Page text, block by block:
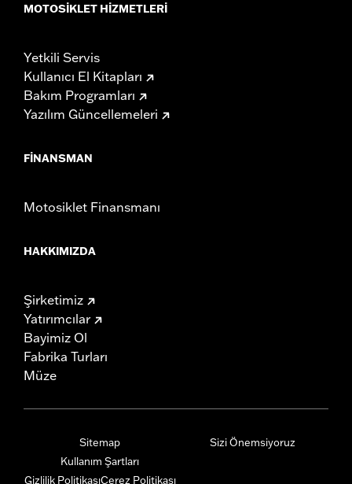
MOTOSIKLET HIZMETLERI
Yetkili Servis
Kullanıcı El Kitapları
Bakım Programları
Yazılım Güncellemeleri
FINANSMAN
Motosiklet Finansmanı
HAKKIMIZDA
Şirketimiz
Yatırımcılar
Bayimiz Ol
Fabrika Turları
Müze
Sitemap
Kullanım Şartları
Gizlilik PolitikasıÇerez Politikası
Sizi Önemsiyoruz